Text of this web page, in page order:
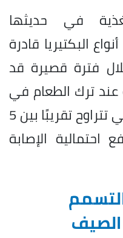
في حديثها
البكتيريا قادرة
فترة قصيرة قد
أو 30 دقيقة عند ترك الطعام في
درجات حرارة غير آمنة، والتي تتراوح تقريبًا بين 5
احتمالية الإصابة